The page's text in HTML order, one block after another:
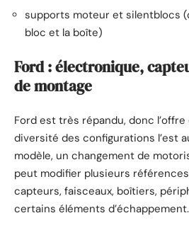
supports moteur et silentblocs
bloc et la boîte)
Ford : électronique,
de montage
Ford est très répandu, donc l’offre
diversité des configurations l’est
modèle, un changement de
peut modifier plusieurs
capteurs, faisceaux, boîtiers,
certains éléments d’échappement.